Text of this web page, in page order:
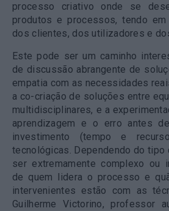
processo criativo onde se
produtos e processos, tendo
dos clientes, dos utilizadores e
Este pode ser um caminho
de discussão abrangente de
empatia com as necessidades
a co-criação de soluções entre
multidisciplinares, e a
aprendizagem e o erro antes
investimento (tempo e
tecnológicas. Dependendo do tipo
ser extremamente complexo ou
de quem lidera o processo e
intervenientes estão com as
Guilherme Victorino, professor